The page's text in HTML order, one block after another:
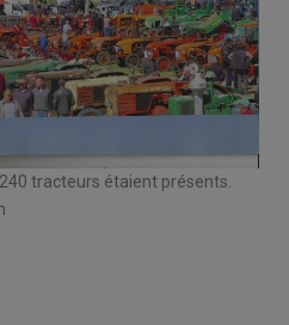
tracteurs étaient présents.